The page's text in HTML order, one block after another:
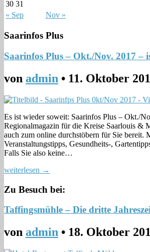
« Sep Nov »
30 31
Saarinfos Plus
Saarinfos Plus – Okt./Nov. 2017 –
von admin • 11. Oktober
Es ist wieder soweit: Saarinfos Plus – Okt./
Regionalmagazin für die Kreise Saarlouis &
auch zum online durchstöbern für Sie bereit.
Veranstaltungstipps, Gesundheits-,
Falls Sie also keine…
weiterlesen →
Zu Besuch bei:
Taffingsmühle – Die dritte
von admin • 18. Oktober